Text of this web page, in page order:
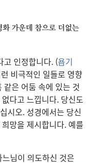
화 가운데 참으로 더없는
고 인정합니다. (욥기
비극적인 일들로 영향
같은 어둠 속에 있는 것
다고 느낍니다. 당신도
시오. 성경에서는 당신
망을 제시합니다. 예를
님이 의도하신 것은